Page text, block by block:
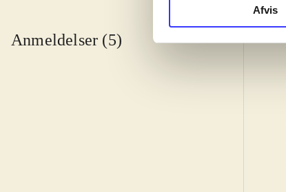
Afvis
Anmeldelser (5)